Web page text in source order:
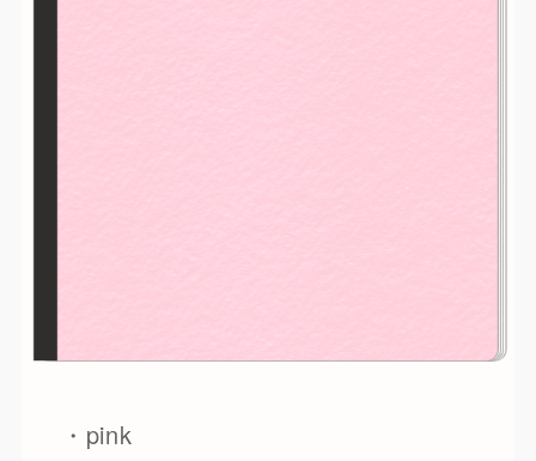
・pink